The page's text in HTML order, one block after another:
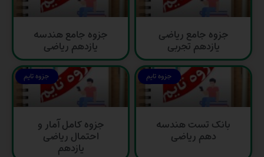
جزوه جامع ریاضی
یازدهم تجربی
جزوه جامع هندسه
یازدهم ریاضی
جزوه تایم
بانک تست هندسه
دهم ریاضی
جزوه تایم
جزوه کامل آمار و
احتمال ریاضی
یازدهم